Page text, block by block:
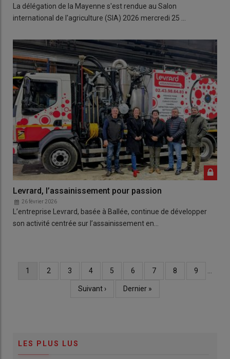
La délégation de la Mayenne s'est rendue au Salon
international de l'agriculture (SIA) 2026 mercredi 25 …
Levrard, l’assainissement pour passion
26 février 2026
L’entreprise Levrard, basée à Ballée, continue de développer
son activité centrée sur l’assainissement en…
Page
1 Page
2 Page
3 Page
4 Page
5 Page
6 Page
7 Page
8 Page
9 …
Page
Suivant ›
Dernière
Dernier »
LES PLUS LUS